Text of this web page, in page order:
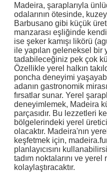
Madeira, şaraplarıyla
odalarının ötesinde,
Barbusano gibi küçük
manzarası eşliğinde
ise şeker kamışı likörü
ile yapılan geleneksel bir
tadabileceğiniz pek çok
Özellikle yerel halkın
poncha deneyimi
adanın gastronomik
fırsatlar sunar. Yerel
deneyimlemek, Madeira
parçasıdır. Bu lezzetleri
bölgelerindeki yerel
olacaktır. Madeira'nın
keşfetmek için,
planlayıcısını
tadım noktalarını ve
kolaylaştıracaktır.